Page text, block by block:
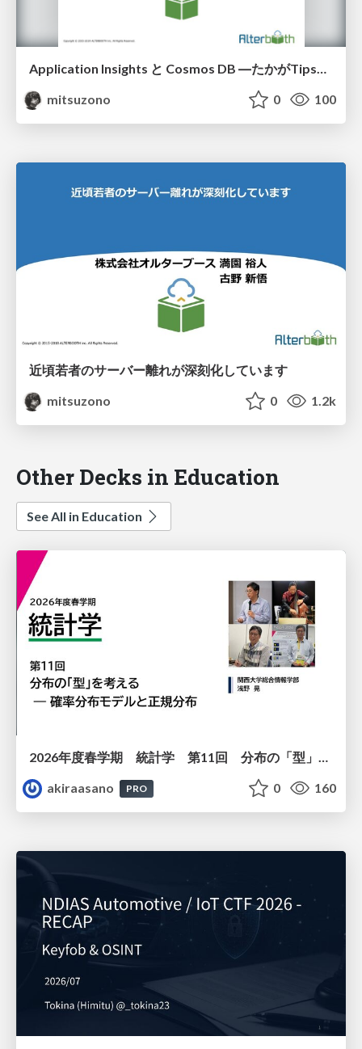
Application Insights と Cosmos DB ―たかがTips、そう思ってないですか？―
mitsuzono
0 100
近頃若者のサーバー離れが深刻化しています
mitsuzono
0 1.2k
Other Decks in Education
See All in Education
2026年度春学期 統計学 第11回 分布の「型」を考える － 確率分布モデルと正規分布 (2026. 6. 11)
akiraasano
PRO 0 160